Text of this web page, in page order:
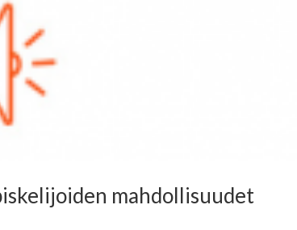
mahdollisuudet